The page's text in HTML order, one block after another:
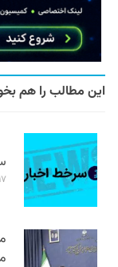
این مطالب را هم
۱۷ مرداد ۱۴۰۵